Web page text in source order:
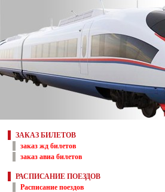
ЗАКАЗ БИЛЕТОВ
заказ жд билетов
заказ авиа билетов
РАСПИСАНИЕ ПОЕЗДОВ
Расписание поездов